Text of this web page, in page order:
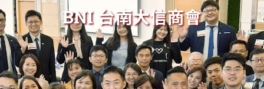
BNI 台南大信商會